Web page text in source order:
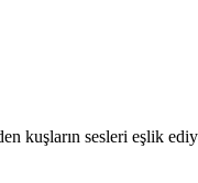
kuşların sesleri eşlik